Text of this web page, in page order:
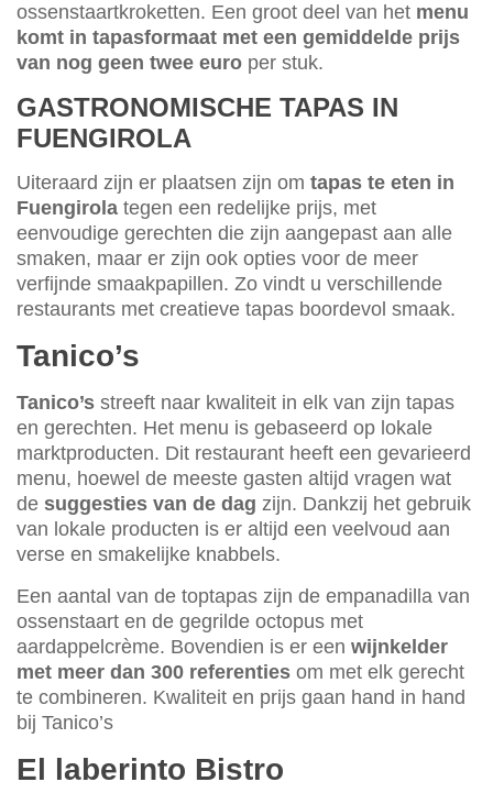
ossenstaartkroketten. Een groot deel van het menu
komt in tapasformaat met een gemiddelde prijs
van nog geen twee euro per stuk.
GASTRONOMISCHE TAPAS IN
FUENGIROLA
Uiteraard zijn er plaatsen zijn om tapas te eten in
Fuengirola tegen een redelijke prijs, met
eenvoudige gerechten die zijn aangepast aan alle
smaken, maar er zijn ook opties voor de meer
verfijnde smaakpapillen. Zo vindt u verschillende
restaurants met creatieve tapas boordevol smaak.
Tanico’s
Tanico’s streeft naar kwaliteit in elk van zijn tapas
en gerechten. Het menu is gebaseerd op lokale
marktproducten. Dit restaurant heeft een gevarieerd
menu, hoewel de meeste gasten altijd vragen wat
de suggesties van de dag zijn. Dankzij het gebruik
van lokale producten is er altijd een veelvoud aan
verse en smakelijke knabbels.
Een aantal van de toptapas zijn de empanadilla van
ossenstaart en de gegrilde octopus met
aardappelcrème. Bovendien is er een wijnkelder
met meer dan 300 referenties om met elk gerecht
te combineren. Kwaliteit en prijs gaan hand in hand
bij Tanico’s
El laberinto Bistro